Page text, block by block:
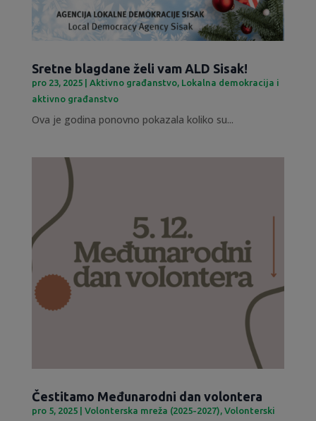
Sretne blagdane želi vam ALD Sisak!
pro 23, 2025| Aktivno građanstvo, Lokalna demokracija i
aktivno građanstvo
Ova je godina ponovno pokazala koliko su...
Čestitamo Međunarodni dan volontera
pro 5, 2025| Volonterska mreža (2025-2027), Volonterski